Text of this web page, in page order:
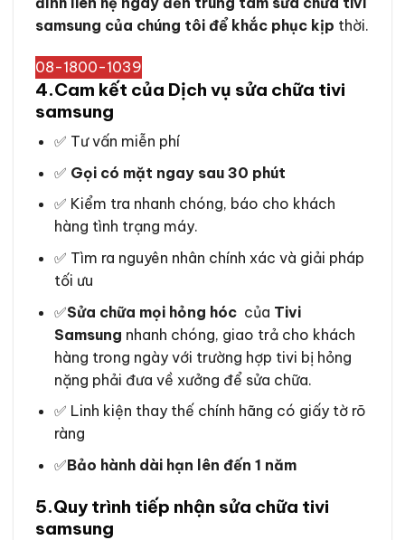
samsung của chúng tôi để khắc phục kịp thời.
08-1800-1039
4.Cam kết của Dịch vụ sửa chữa tivi
samsung
✅ Tư vấn miễn phí
✅ Gọi có mặt ngay sau 30 phút
✅ Kiểm tra nhanh chóng, báo cho khách
hàng tình trạng máy.
✅ Tìm ra nguyên nhân chính xác và giải pháp
tối ưu
✅Sửa chữa mọi hỏng hóc của Tivi
Samsung nhanh chóng, giao trả cho khách
hàng trong ngày với trường hợp tivi bị hỏng
nặng phải đưa về xưởng để sửa chữa.
✅ Linh kiện thay thế chính hãng có giấy tờ rõ
ràng
✅Bảo hành dài hạn lên đến 1 năm
5.Quy trình tiếp nhận sửa chữa tivi
samsung